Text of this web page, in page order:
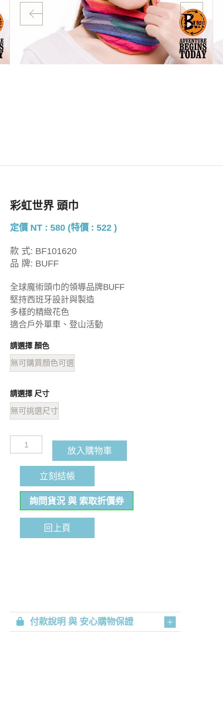
彩虹世界 頭巾
定價 NT : 580 (特價 : 522 )
款 式: BF101620
品 牌: BUFF
全球魔術頭巾的領導品牌BUFF
堅持西班牙設計與製造
多樣的精緻花色
適合戶外單車、登山活動
請選擇 顏色
無可購買顏色可選
請選擇 尺寸
無可挑選尺寸
放入購物車
立刻結帳
詢問貨況 與 索取折價券
回上頁
付款說明 與 安心購物保證